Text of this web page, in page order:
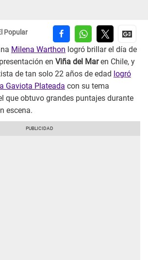
Popular
Milena Warthon logró brillar el día de
en Viña del Maren Chile, y
de tan solo 22 años de edad logró
Gaviota Plateada con su tema
que obtuvo grandes puntajes durante
escena.